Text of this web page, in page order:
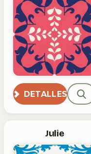
DETALLES
Julie